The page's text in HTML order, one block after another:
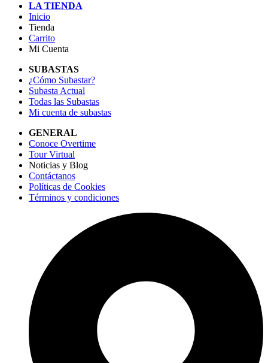
LA TIENDA
Inicio
Tienda
Carrito
Mi Cuenta
SUBASTAS
¿Cómo Subastar?
Subasta Actual
Todas las Subastas
Mi cuenta de subastas
GENERAL
Conoce Overtime
Tour Virtual
Noticias y Blog
Contáctanos
Políticas de Cookies
Términos y condiciones